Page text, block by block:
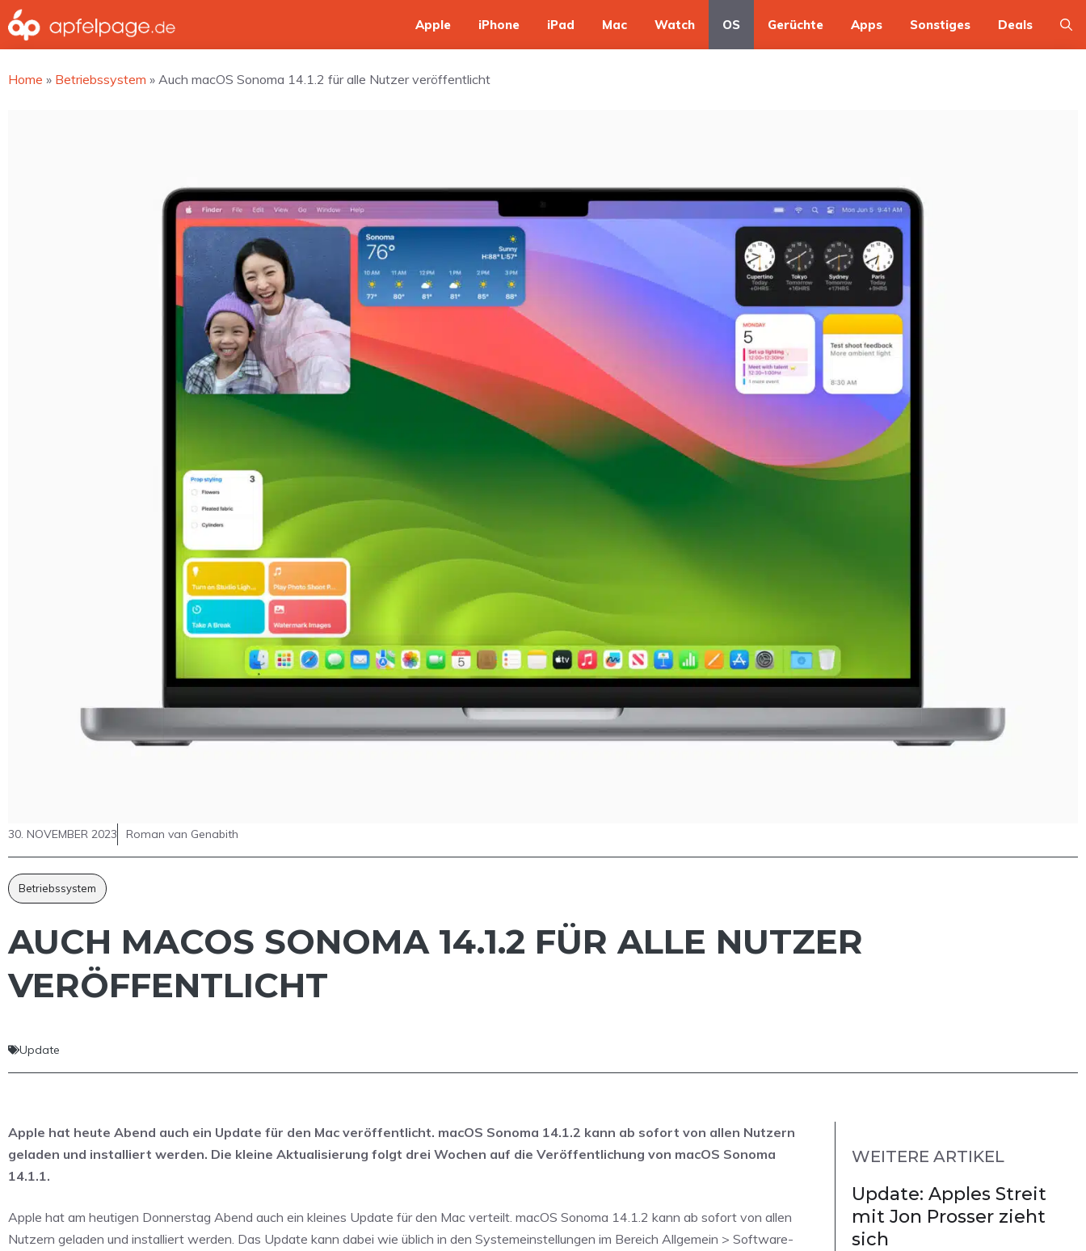
Zum
Inhalt
springen
Apple iPhone iPad Mac Watch OS Gerüchte Apps Sonstiges Deals
Home » Betriebssystem » Auch macOS Sonoma 14.1.2 für alle Nutzer veröffentlicht
30. NOVEMBER 2023 Roman van Genabith
Betriebssystem
AUCH MACOS SONOMA 14.1.2 FÜR ALLE NUTZER
VERÖFFENTLICHT
Update
Apple hat heute Abend auch ein Update für den Mac veröffentlicht. macOS Sonoma 14.1.2 kann ab sofort von allen Nutzern
geladen und installiert werden. Die kleine Aktualisierung folgt drei Wochen auf die Veröffentlichung von macOS Sonoma
14.1.1.
Apple hat am heutigen Donnerstag Abend auch ein kleines Update für den Mac verteilt. macOS Sonoma 14.1.2 kann ab sofort von allen
Nutzern geladen und installiert werden. Das Update kann dabei wie üblich in den Systemeinstellungen im Bereich Allgemein > Software-
WEITERE ARTIKEL
Update: Apples Streit
mit Jon Prosser zieht
sich